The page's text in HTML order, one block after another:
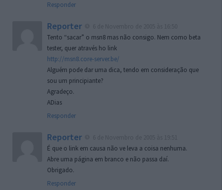
Responder
Reporter
Tento “sacar” o msn8 mas não consigo. Nem como beta
tester, quer através ho link
http://msn8.core-server.be/
Alguém pode dar uma dica, tendo em consideração que
sou um principiante?
Agradeço.
ADias
Responder
Reporter
É que o link em causa não ve leva a coisa nenhuma.
Abre uma página em branco e não passa daí.
Obrigado.
Responder